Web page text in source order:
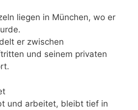
liegen in München, wo er
er zwischen
und seinem privaten
und arbeitet, bleibt tief in